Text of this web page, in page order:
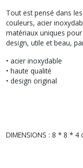
Tout est pensé dans
couleurs, acier
matériaux uniques
design, utile et beau,
• acier inoxydable
• haute qualité
• design original
DIMENSIONS : 8 * 8 * 4